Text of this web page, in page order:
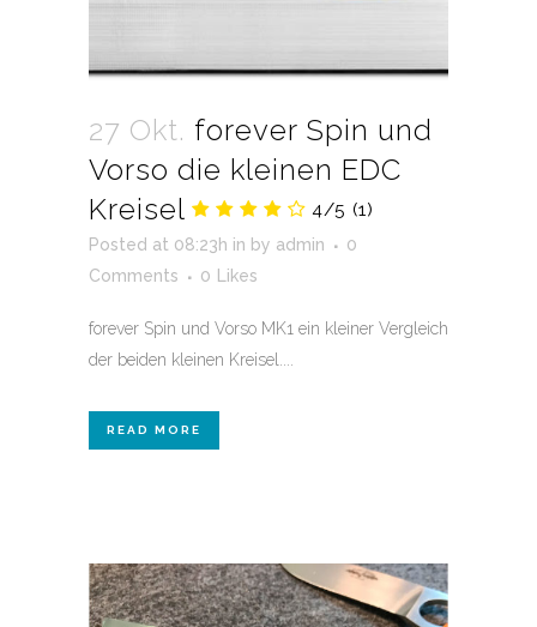
27 Okt. forever Spin und
Vorso die kleinen EDC
Kreisel
4/5 (1)
Posted at 08:23h in by admin
0
Comments
0 Likes
forever Spin und Vorso MK1 ein kleiner Vergleich
der beiden kleinen Kreisel....
READ MORE